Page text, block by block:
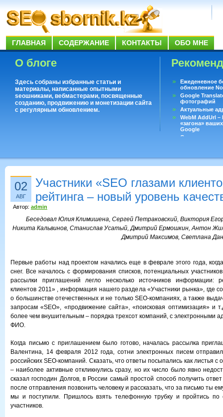
ГЛАВНАЯ СОДЕРЖАНИЕ КОНТАКТЫ ОБО МНЕ
О блоге
Здесь собраны избранные статьи и
материалы, написанные опытными
seoшниками, вебмастерами, посвященные
созданию, продвижению и монетизации сайта
с регулярным обновлением.
Ежеденевное
обновление
Google
фотографий
Актуальные
WebM AddUrl
«загона»
Google
Существует
02
АВГ
Участники «SEO глазами
рейтинга – новый уровень
Автор: admin
Беседовал Юлия Климишена, Сергей Петраковский, Виктория
Никита Кальвинов, Станислав Усатый, Дмитрий Ермошкин, Антон
Дмитрий Максимов, Светлана
Первые работы над проектом начались еще в феврале этого года,
снег. Все началось с формирования списков, потенциальных
рассылки приглашений легло несколько источников информации:
клиентов 2011» , информация нашего раздела «Участники рынка», где
о большинстве отечественных и не только SEO-компаниях, а также
запросам «SEO», «продвижение сайта», «поисковая оптимизация» и
более чем внушительным – порядка трехсот компаний, с электронными
ФИО.
Когда письмо с приглашением было готово, началась рассылка
Валентина, 14 февраля 2012 года, сотни электронных писем
российских SEO-компаний. Сказать, что ответы посыпались как листья с
– наиболее активные откликнулись сразу, но их число было явно
сказал господин Долгов, в России самый простой способ получить
после отправления позвонить человеку и рассказать, что за письмо ты
мы и поступили. Пришлось взять телефонную трубку и пройтись по
участников.